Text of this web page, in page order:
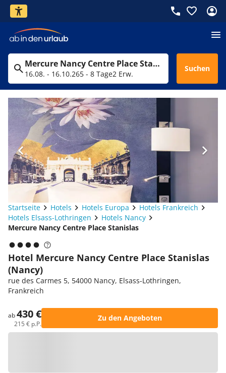
Mercure Nancy Centre Place Stanislas
16.08. - 16.10.265 - 8 Tage2 Erw.
Suchen
Startseite Hotels Hotels Europa
Hotels Frankreich
Hotels Elsass-Lothringen
Hotels Nancy
Mercure Nancy Centre Place Stanislas
Hotel Mercure Nancy Centre Place Stanislas
(Nancy)
rue des Carmes 5, 54000 Nancy, Elsass-Lothringen,
Frankreich
ab430 €
215 € p.P.
Zu den Angeboten